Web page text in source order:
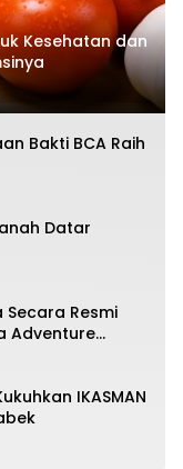
Kesehatan dan
Bakti BCA Raih
Datar
Secara Resmi
Adventure
IKASMAN